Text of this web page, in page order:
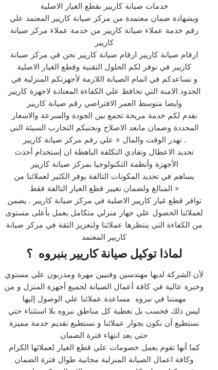
خدمات صيانة كاريير بقطع الغيار الاصلية
وبشهادة ضمان معتمدة من مركز صيانة كاريير المعتمد علي
رقم خدمة عملاء صيانة كاريير من خدمة عملاء مركز صيانة
كاريير
ارقام صيانة كاريير ارقام صيانة كاريير نحن في مركز صيانة
كاريير في نوفر لكم الحلول التقنية وقطع الغيار الاصلية
و نساعدكم في اتمام الصيانة اللازمة لأجهزتكم المنزلية في
الحدود الامنة التي تحافظ علي الكفاءة المعتادة لاجهزة كاريير
وايضا متوسط العمر الافتراضي رقم صيانة كاريير
نقدم لكم خدمة مريحة تجمع بين الجودة والسرعة والاسعار
المحددة وضمان مابعد الاصلاح ونجنبكم التجارب السيئة التي
تهدر الوقت والمال » علي رقم مركز صيانة كاريير .
تحديد الاعطال وتفادي التكلفة الباهظة ان إستخدام أحدث
الأجهزة وأنظمة التكنولوجيا بمركز صيانة كاريير
يساهم في تحديد المكونات التالفة يوفر الكثير لعملائنا من
المبالغ ولضمان تغيير قطع الغيار التالفة فقط »
توافر قطع غيار كاريير الاصلية في مركز صيانة كاريير . يضمن
لعملائنا الحصول علي جهاز منزلي متكامل يعمل بأعلى مستوى
من الكفاءة التي ينتظرها عملائنا ولتعزيز الثقة في مركز صيانة
كاريير المعتمد
لماذا توكيل صيانة كاريير بنبروه ؟
لأن الشركة لديها مهندسين وفنيين مهرة ومدربون علي مستوي
وخبرة عالية في كافة أعمال الصيانة لجميع أجهزة المنزل و من
مهمتنا في نبروه مساعدة عملائنا علي الوصول إليها
ليس ذلك فحسب بل تغطية كل مناطق نبروه بلا استثناء حتي
نستطيع أن نكون بجوار عملائنا و نستطيع تقديم خدمة مميزة
حتي بعد انتهاء فترة الضمان
كما أنها تقوم بعمل خصومات علي قطع الغيار لعملائها الكرام
وكافة اعمال الصيانة المنزلية مجانية طوال فترة الضمان